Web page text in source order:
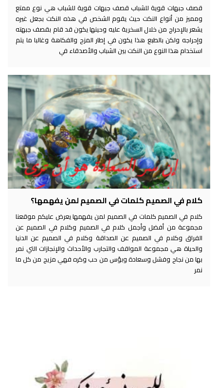
قصف جبهات قوية للشباب قصف جبهات قوية للشباب هي نوع ممتع
ومميز من أنواع النكت حيث يقوم الشخص في هذه النكت بجعل غيره
يشعر بالإحراج من خلال السخرية عليه وحينها يكون قد قام بقصف جبهته
وإحراجه ولكن بالطبع هذا يكون في إطار المزح والفكاهة وغالبا ما يتم
استخدام هذا النوع من النكت بين الشباب والأصدقاء في
كلام في الصميم كلمات في الصميم لمن يفهمها؟
كلام في الصميم كلمات في الصميم لمن يفهمها يعرض عليكم موقعنا
مجموعة من أفضل وأجمل كلام في الصميم وكلام في الصميم عن
الفراق وكلام في الصميم عن الصداقة وكلام في الصميم عن الدنيا
والحياة هي مجموعة المواقف والتجارب والأحداث والإنجازات التي نمر
بها من نجاح وفشل وسعادة وبؤس من حب وكره فهي مزيج من كل ما
نمر